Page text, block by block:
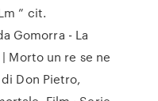
” cit.
Gomorra - La
Morto un re se ne
Don Pietro,